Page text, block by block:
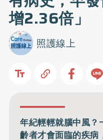
增2.36倍」
照護線上
年紀輕輕就腦中風？
齡者才會面臨的疾病